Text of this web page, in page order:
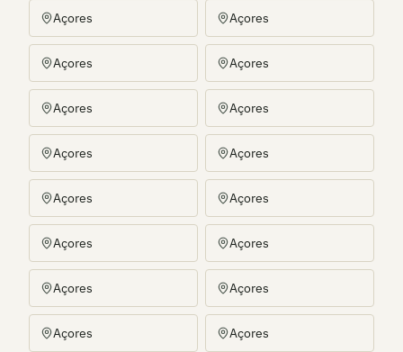
Açores Açores
Açores Açores
Açores Açores
Açores Açores
Açores Açores
Açores Açores
Açores Açores
Açores Açores